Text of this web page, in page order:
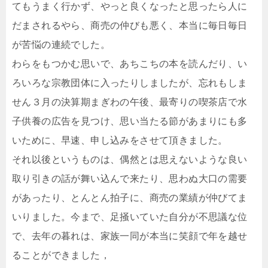
てもうまく行かず、やっと良くなったと思ったら人に
だまされるやら、商売の仲びも悪く、本当に毎日毎日
が苦悩の連続でした。
わらをもつかむ思いで、あちこちの本を読んだり、い
ろいろな宗教団体に入ったりしましたが、忘れもしま
せん３月の決算期まぎわの午後、最寄りの喫茶店で水
子供養の広告を見つけ、思い当たる節があまりにも多
いために、早速、申し込みをさせて頂きました。
それ以後というものは、偶然とは思えないような良い
取り引きの話が舞い込んで来たり、思わぬ大口の需要
があったり、とんとん拍子に、商売の業績が仲びてま
いりました。今まで、足掻いていた自分が不思議な位
で、去年の暮れは、家族一同が本当に笑顔で年を越せ
ることができました，